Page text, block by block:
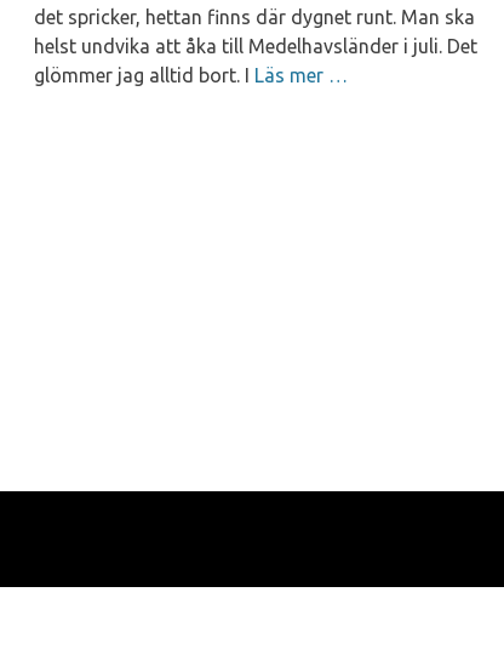
det spricker, hettan finns där dygnet runt. Man ska
helst undvika att åka till Medelhavsländer i juli. Det
glömmer jag alltid bort. I Läs mer …